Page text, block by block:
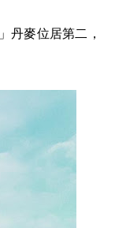
」丹麥位居第二，